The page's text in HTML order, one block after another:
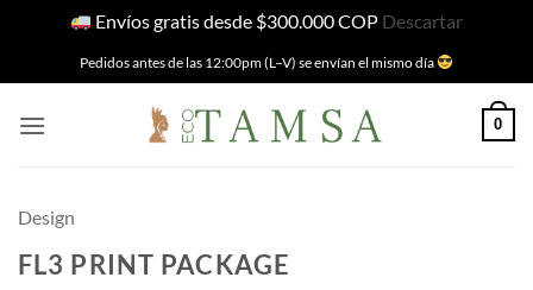
Envíos gratis desde $300.000 COP Descartar
to
content
Pedidos antes de las 12:00pm (L–V) se envían el mismo día
0
Design
FL3 PRINT PACKAGE